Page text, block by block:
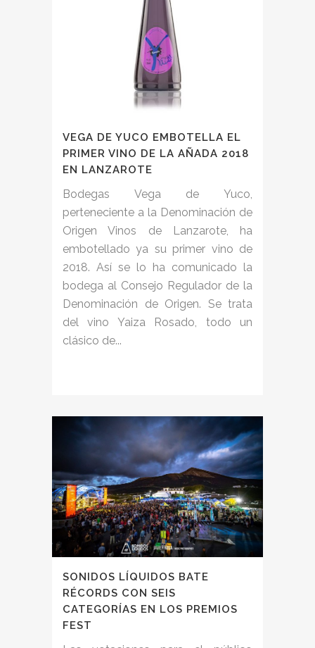
VEGA DE YUCO EMBOTELLA EL
PRIMER VINO DE LA AÑADA 2018
EN LANZAROTE
Bodegas Vega de Yuco,
perteneciente a la Denominación de
Origen Vinos de Lanzarote, ha
embotellado ya su primer vino de
2018. Así se lo ha comunicado la
bodega al Consejo Regulador de la
Denominación de Origen. Se trata
del vino Yaiza Rosado, todo un
clásico de...
SONIDOS LÍQUIDOS BATE
RÉCORDS CON SEIS
CATEGORÍAS EN LOS PREMIOS
FEST